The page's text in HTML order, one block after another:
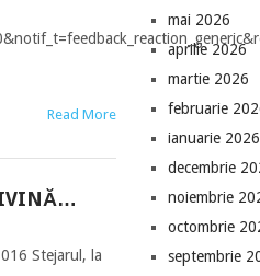
Read More
Stejarul, la
mai 2026
aprilie 2026
martie 2026
februarie
ianuarie 2026
decembrie
noiembrie
octombrie
septembrie